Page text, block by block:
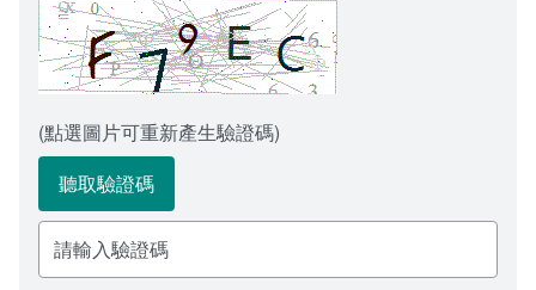
(點選圖片可重新產生驗證碼)
聽取驗證碼